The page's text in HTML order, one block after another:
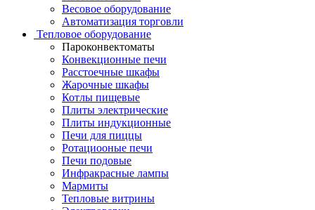
Весовое оборудование
Автоматизация торговли
Тепловое оборудование
Пароконвектоматы
Конвекционные печи
Расстоечные шкафы
Жарочные шкафы
Котлы пищевые
Плиты электрические
Плиты индукционные
Печи для пиццы
Ротациооные печи
Печи подовые
Инфракрасные лампы
Мармиты
Тепловые витрины